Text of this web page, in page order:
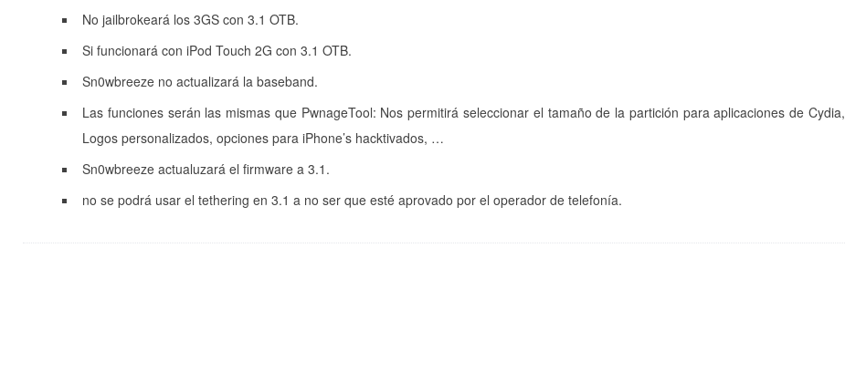
No jailbrokeará los 3GS con 3.1 OTB.
Si funcionará con iPod Touch 2G con 3.1 OTB.
Sn0wbreeze no actualizará la baseband.
Las funciones serán las mismas que PwnageTool: Nos permitirá seleccionar el tamaño de la partición para aplicaciones de Cydia,
Logos personalizados, opciones para iPhone’s hacktivados, …
Sn0wbreeze actualuzará el firmware a 3.1.
no se podrá usar el tethering en 3.1 a no ser que esté aprovado por el operador de telefonía.